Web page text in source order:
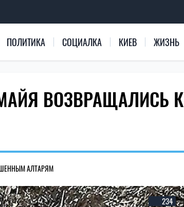
ПОЛИТИКА СОЦИАЛКА КИЕВ ЖИЗНЬ
ВОЗВРАЩАЛИСЬ К
АЛТАРЯМ
234